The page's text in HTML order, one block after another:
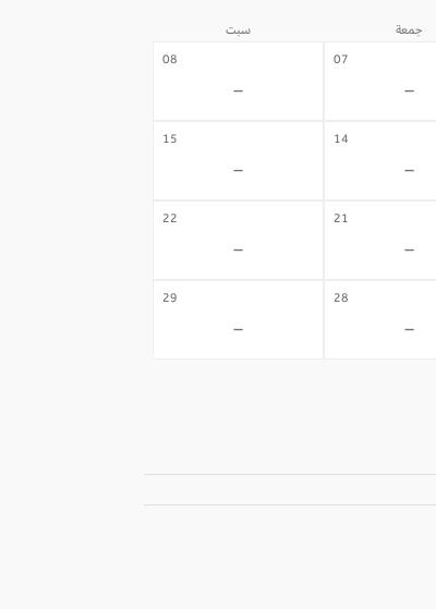
جمعة سبت
07
-
08
-
14
-
15
-
21
-
22
-
28
-
29
-